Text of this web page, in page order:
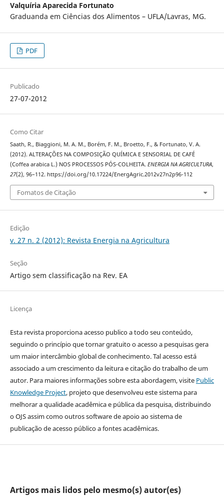
Valquíria Aparecida Fortunato
Graduanda em Ciências dos Alimentos – UFLA/Lavras, MG.
PDF
Publicado
27-07-2012
Como Citar
Saath, R., Biaggioni, M. A. M., Borém, F. M., Broetto, F., & Fortunato, V. A.
(2012). ALTERAÇÕES NA COMPOSIÇÃO QUÍMICA E SENSORIAL DE CAFÉ
(Coffea arabica L.) NOS PROCESSOS PÓS-COLHEITA. ENERGIA NA AGRICULTURA,
27(2), 96–112. https://doi.org/10.17224/EnergAgric.2012v27n2p96-112
Fomatos de Citação
Edição
v. 27 n. 2 (2012): Revista Energia na Agricultura
Seção
Artigo sem classificação na Rev. EA
Licença
Esta revista proporciona acesso publico a todo seu conteúdo,
seguindo o princípio que tornar gratuito o acesso a pesquisas gera
um maior intercâmbio global de conhecimento. Tal acesso está
associado a um crescimento da leitura e citação do trabalho de um
autor. Para maiores informações sobre esta abordagem, visite Public
Knowledge Project, projeto que desenvolveu este sistema para
melhorar a qualidade acadêmica e pública da pesquisa, distribuindo
o OJS assim como outros software de apoio ao sistema de
publicação de acesso público a fontes acadêmicas.
Artigos mais lidos pelo mesmo(s) autor(es)